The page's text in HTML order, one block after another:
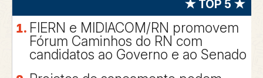
★ TOP 5 ★
FIERN e MIDIACOM/RN promovem
Fórum Caminhos do RN com
candidatos ao Governo e ao Senado